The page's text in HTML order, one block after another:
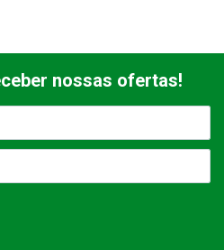
nossas ofertas!